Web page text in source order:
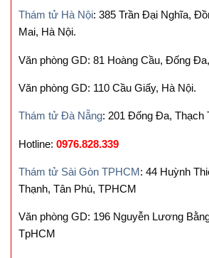
Thám tử Hà Nội: 385 Trần Đại Nghĩa,
Mai, Hà Nội.
Văn phòng GD: 81 Hoàng Cầu, Đống
Văn phòng GD: 110 Cầu Giấy, Hà Nội.
Thám tử Đà Nẵng: 201 Đống Đa, Thạch
Hotline: 0976.828.339
Thám tử Sài Gòn TPHCM: 44 Huỳnh
Thạnh, Tân Phú, TPHCM
Văn phòng GD: 196 Nguyễn Lương
TpHCM